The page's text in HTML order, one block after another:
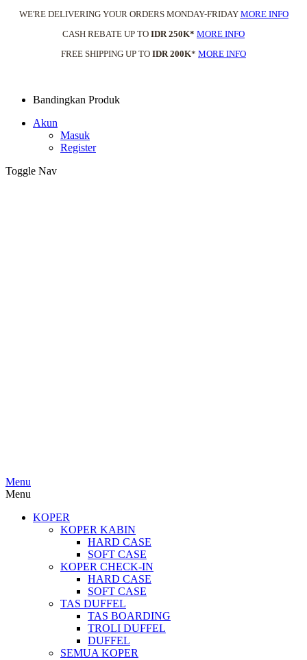
WE'RE DELIVERING YOUR ORDERS MONDAY-FRIDAY MORE INFO
CASH REBATE UP TO IDR 250K* MORE INFO
FREE SHIPPING UP TO IDR 200K* MORE INFO
Bandingkan Produk
Akun
Masuk
Register
Toggle Nav
Menu
Menu
KOPER
KOPER KABIN
HARD CASE
SOFT CASE
KOPER CHECK-IN
HARD CASE
SOFT CASE
TAS DUFFEL
TAS BOARDING
TROLI DUFFEL
DUFFEL
SEMUA KOPER